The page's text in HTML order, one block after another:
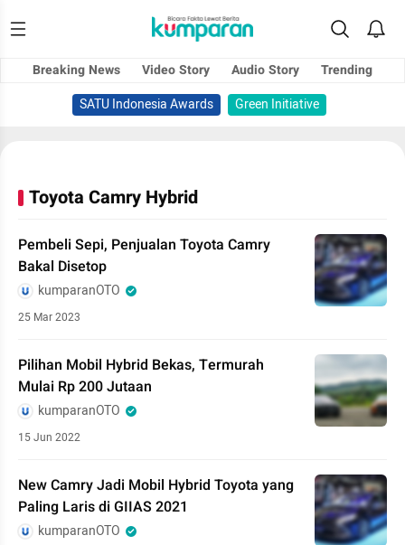
Breaking News Video Story Audio Story
Trending
SATU Indonesia Awards
Green Initiative
Toyota Camry Hybrid
Pembeli Sepi, Penjualan Toyota Camry
Bakal Disetop
kumparanOTO
25 Mar 2023
Pilihan Mobil Hybrid Bekas, Termurah
Mulai Rp 200 Jutaan
kumparanOTO
15 Jun 2022
New Camry Jadi Mobil Hybrid Toyota yang
Paling Laris di GIIAS 2021
kumparanOTO